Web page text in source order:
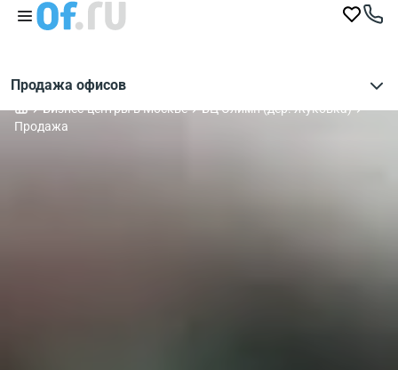
Продажа офисов
Бизнес-центры в Москве
БЦ Олимп (дер. Жуковка)
Продажа